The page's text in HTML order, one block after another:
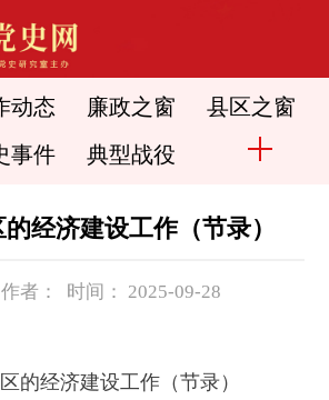
动态 廉政之窗 县区之窗
事件 典型战役
经济建设工作（节录）
者： 时间： 2025-09-28
的经济建设工作（节录）